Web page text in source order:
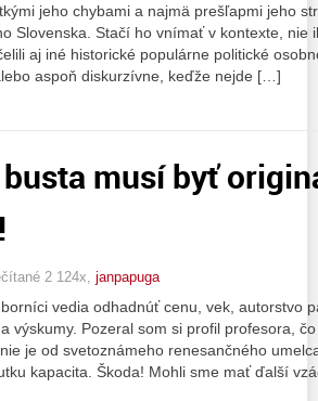
jeho chybami a najmä prešľapmi jeho
Slovenska. Stačí ho vnímať v kontexte, nie
aj iné historické populárne politické
aspoň diskurzívne, keďže nejde […]
musí byť
2 124x, janpapuga
vedia odhadnúť cenu, vek, autorstvo
výskumy. Pozeral som si profil profesora,
nie je od svetoznámeho renesančného
kapacita. Škoda! Mohli sme mať ďalší